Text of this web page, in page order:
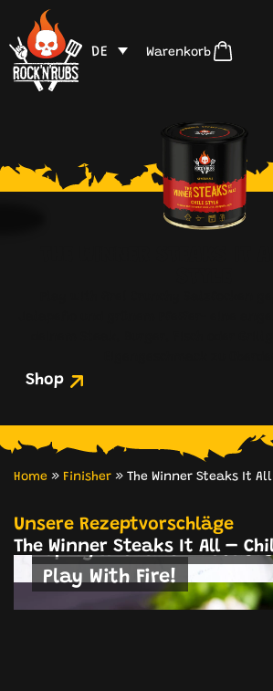
DE Warenkorb
Shop
Home » Finisher » The Winner Steaks It
Unsere Rezeptvorschläge
The Winner Steaks It All –
Spicy Tomatensalat
Spicy Avocado-
Play With Fire!